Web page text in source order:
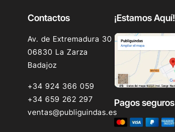
Contactos
Av. de Extremadura 30
06830 La Zarza
Badajoz
+34 924 366 059
+34 659 262 297
ventas@publiguindas.es
¡Estamos Aquí!
Pagos seguros